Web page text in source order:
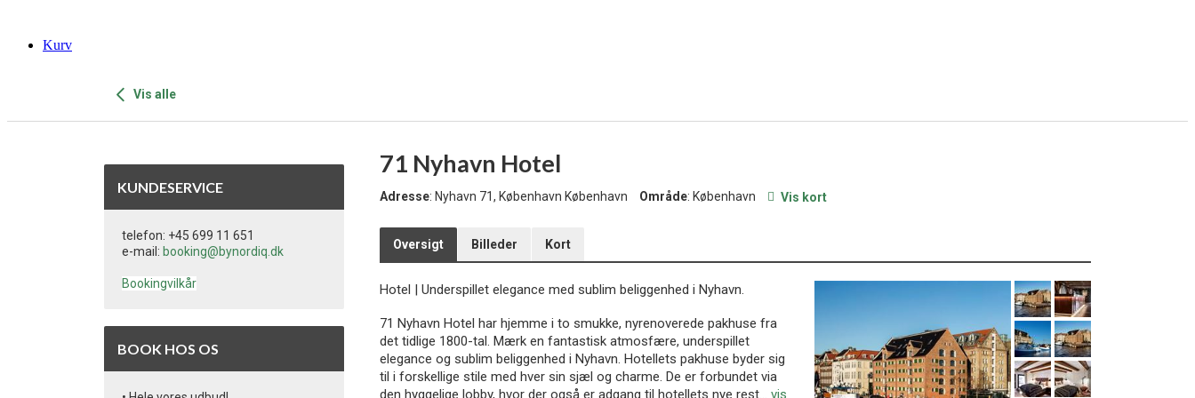
Kurv
Vis alle
71 Nyhavn Hotel
Adresse: Nyhavn 71, København København Område: København Vis kort
Oversigt Billeder Kort
Hotel | Underspillet elegance med sublim beliggenhed i Nyhavn.
71 Nyhavn Hotel har hjemme i to smukke, nyrenoverede pakhuse fra
det tidlige 1800-tal. Mærk en fantastisk atmosfære, underspillet
elegance og sublim beliggenhed i Nyhavn. Hotellets pakhuse byder sig
til i forskellige stile med hver sin sjæl og charme. De er forbundet via
den hyggelige lobby, hvor der også er adgang til hotellets nye rest
vis
KUNDESERVICE
telefon: +45 699 11 651
e-mail: booking@bynordiq.dk
Bookingvilkår
BOOK HOS OS